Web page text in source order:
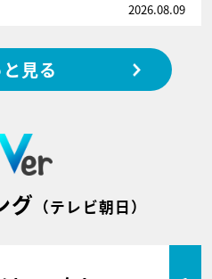
2026.08.09
見る
グ （テレビ朝日）